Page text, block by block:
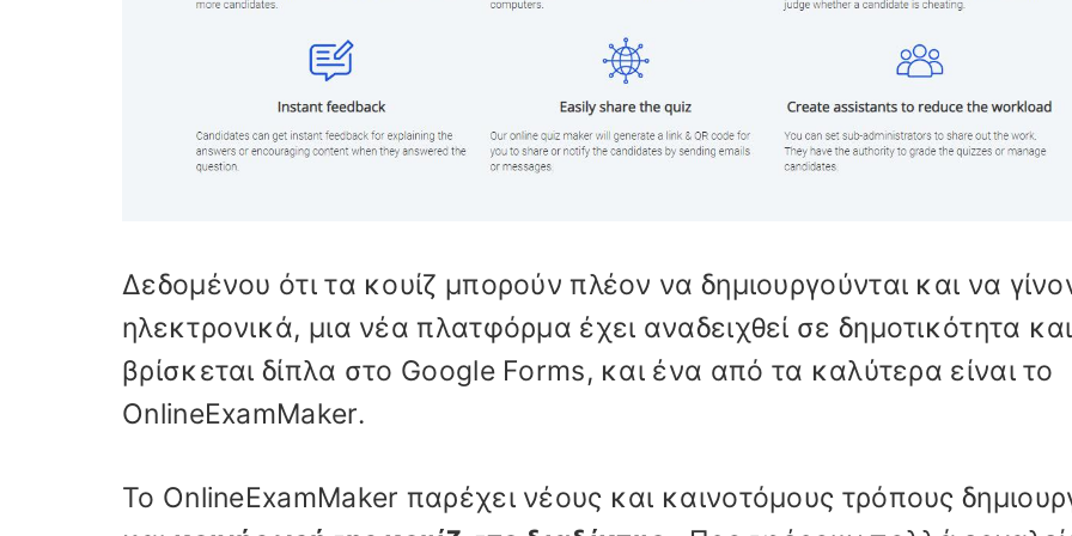
Δεδομένου ότι τα κουίζ μπορούν πλέον να δημιουργούνται και να
ηλεκτρονικά, μια νέα πλατφόρμα έχει αναδειχθεί σε δημοτικότητα και
βρίσκεται δίπλα στο Google Forms, και ένα από τα καλύτερα είναι το
OnlineExamMaker.
Το OnlineExamMaker παρέχει νέους και καινοτόμους τρόπους